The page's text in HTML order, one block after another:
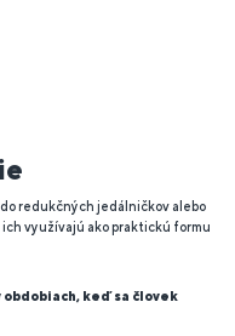
redukčných jedálničkov alebo
využívajú ako praktickú formu
keď sa človek